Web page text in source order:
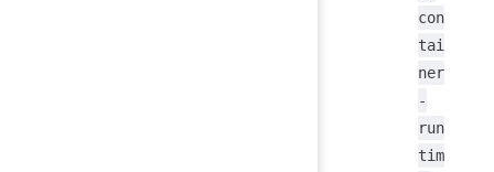
con
tai
ner
-
run
tim